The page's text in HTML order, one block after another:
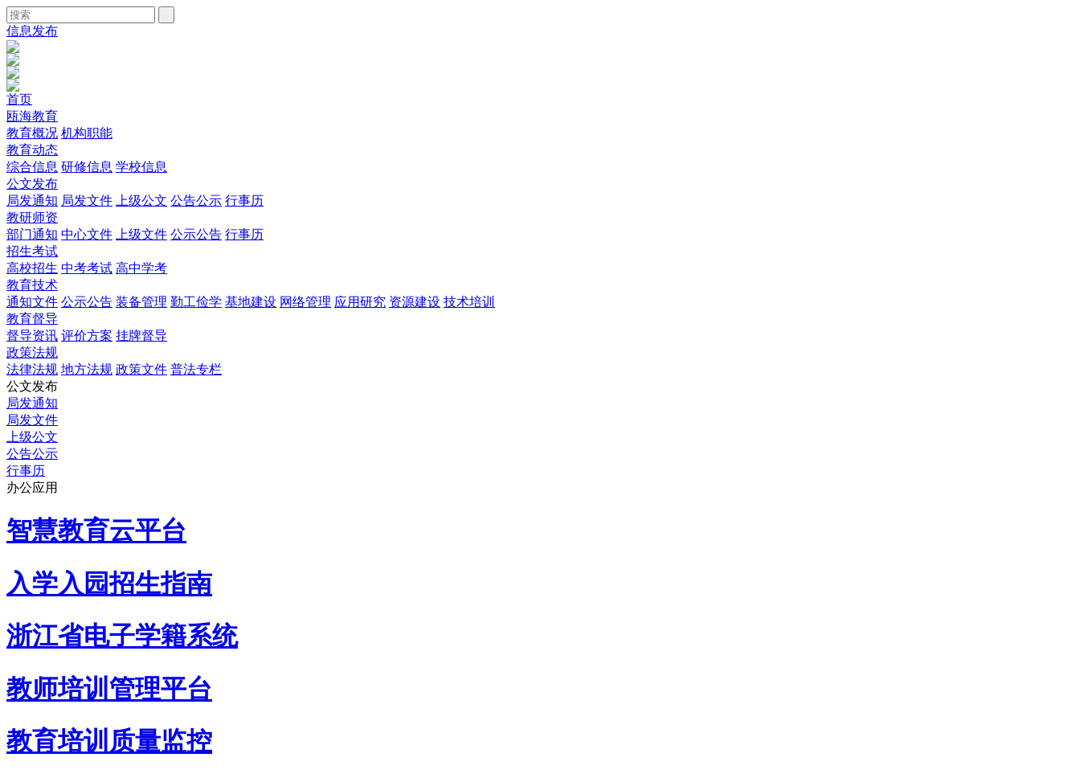
信息发布
首页
瓯海教育
教育概况 机构职能
教育动态
综合信息 研修信息 学校信息
公文发布
局发通知 局发文件 上级公文 公告公示 行事历
教研师资
部门通知 中心文件 上级文件 公示公告 行事历
招生考试
高校招生 中考考试 高中学考
教育技术
通知文件 公示公告 装备管理 勤工俭学 基地建设 网络管理 应用研究 资源建设 技术培训
教育督导
督导资讯 评价方案 挂牌督导
政策法规
法律法规 地方法规 政策文件 普法专栏
公文发布
局发通知
局发文件
上级公文
公告公示
行事历
办公应用
智慧教育云平台
入学入园招生指南
浙江省电子学籍系统
教师培训管理平台
教育培训质量监控